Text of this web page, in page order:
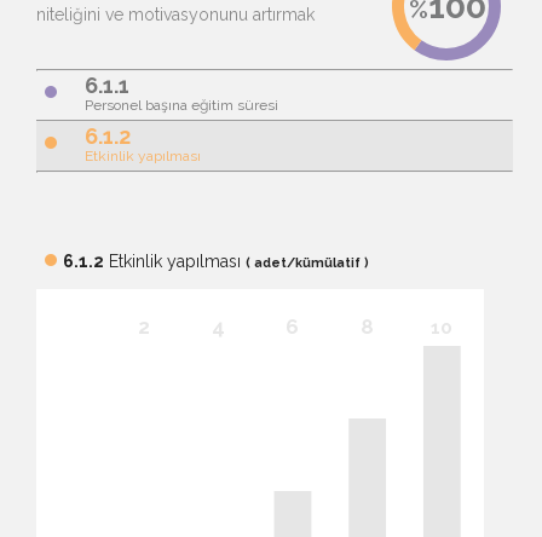
niteliğini ve motivasyonunu artırmak
brightness_1 6.1.1
Personel başına eğitim süresi
brightness_1 6.1.2
Etkinlik yapılması
brightness_1 6.1.2 Etkinlik yapılması ( adet/kümülatif )